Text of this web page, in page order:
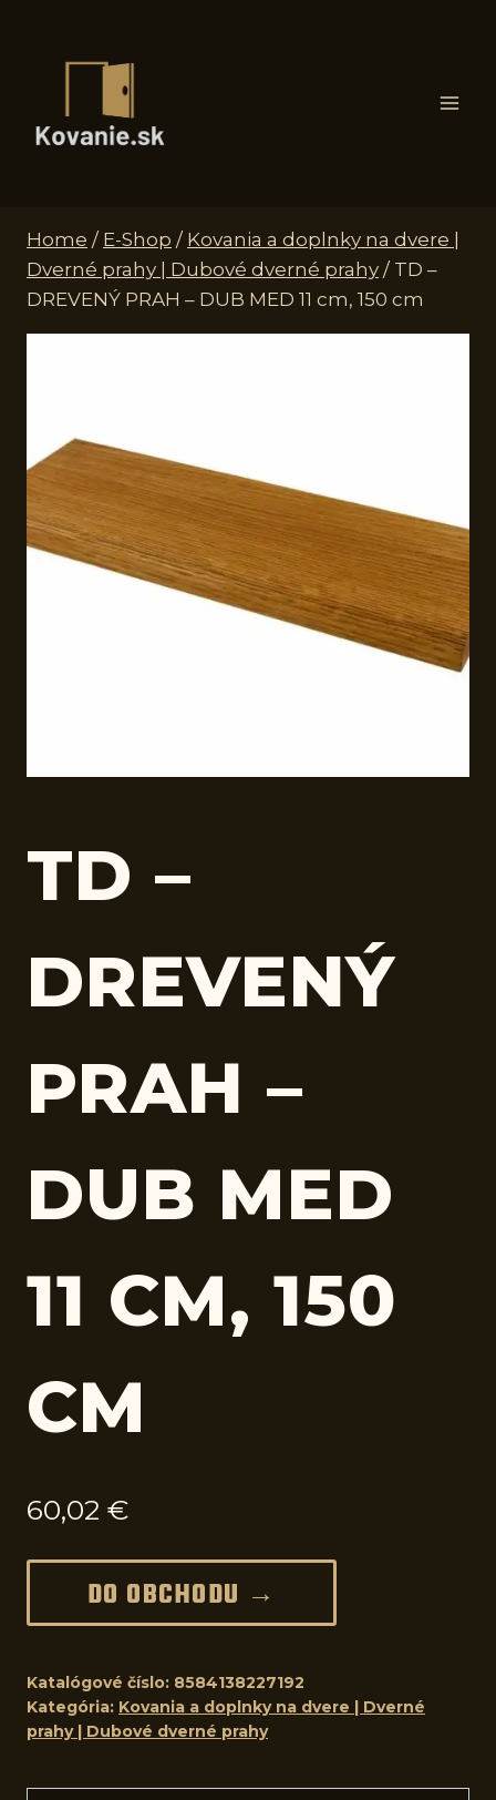
Home / E-Shop / Kovania a doplnky na dvere |
Dverné prahy | Dubové dverné prahy / TD –
DREVENÝ PRAH – DUB MED 11 cm, 150 cm
TD –
DREVENÝ
PRAH –
DUB MED
11 CM, 150
CM
60,02 €
DO OBCHODU →
Katalógové číslo: 8584138227192
Kategória: Kovania a doplnky na dvere | Dverné
prahy | Dubové dverné prahy